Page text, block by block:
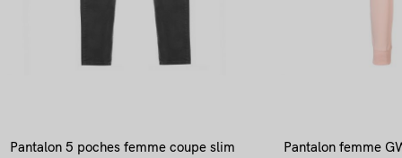
Pantalon 5 poches femme coupe slim Pantalon femme